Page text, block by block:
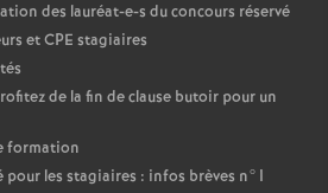
des lauréat-e-s du concours réservé
etCPE stagiaires
de la fin de clause butoir pour un
formation
les stagiaires : infos brèves n°1